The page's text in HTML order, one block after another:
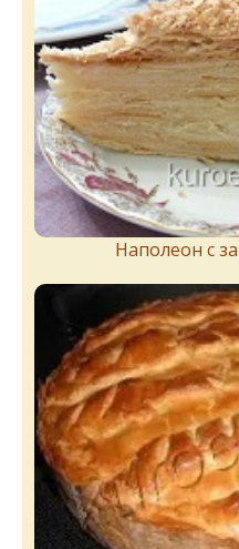
Наполеон с